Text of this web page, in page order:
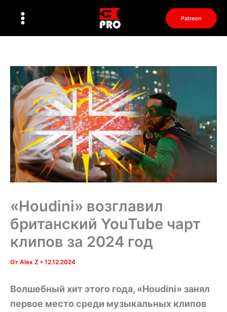
Patreon
«Houdini» возглавил
британский YouTube чарт
клипов за 2024 год
От Alex Z • 12.12.2024
Волшебный хит этого года, «Houdini» занял
первое место среди музыкальных клипов